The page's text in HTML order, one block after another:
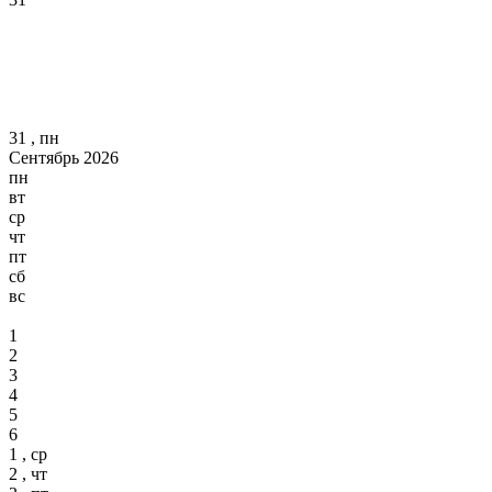
31 , пн
Сентябрь 2026
пн
вт
ср
чт
пт
сб
вс
1
2
3
4
5
6
1 , ср
2 , чт